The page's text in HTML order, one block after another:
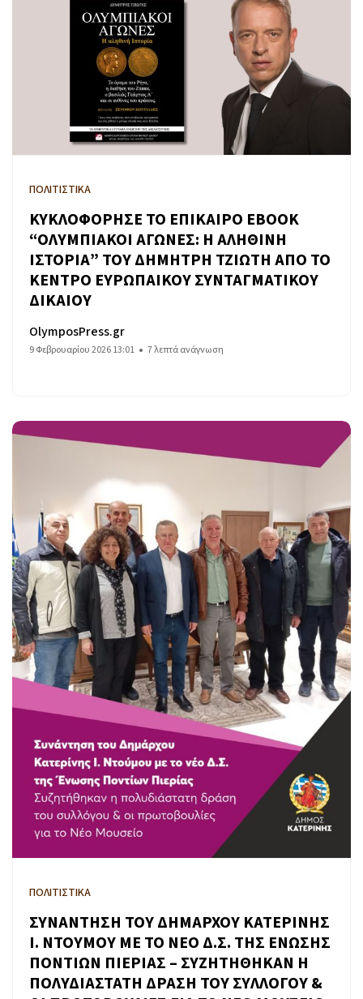
ΠΟΛΙΤΙΣΤΙΚΑ
ΚΥΚΛΟΦΟΡΗΣΕ ΤΟ ΕΠΙΚΑΙΡΟ EBOOK
“ΟΛΥΜΠΙΑΚΟΙ ΑΓΩΝΕΣ: Η ΑΛΗΘΙΝΗ
ΙΣΤΟΡΙΑ” ΤΟΥ ΔΗΜΗΤΡΗ ΤΖΙΩΤΗ ΑΠΟ ΤΟ
ΚΕΝΤΡΟ ΕΥΡΩΠΑΙΚΟΥ ΣΥΝΤΑΓΜΑΤΙΚΟΥ
ΔΙΚΑΙΟΥ
OlymposPress.gr
9 Φεβρουαρίου 2026 13:01 7 λεπτά ανάγνωση
ΠΟΛΙΤΙΣΤΙΚΑ
ΣΥΝΑΝΤΗΣΗ ΤΟΥ ΔΗΜΑΡΧΟΥ ΚΑΤΕΡΙΝΗΣ
Ι. ΝΤΟΥΜΟΥ ΜΕ ΤΟ ΝΕΟ Δ.Σ. ΤΗΣ ΕΝΩΣΗΣ
ΠΟΝΤΙΩΝ ΠΙΕΡΙΑΣ – ΣΥΖΗΤΗΘΗΚΑΝ Η
ΠΟΛΥΔΙΑΣΤΑΤΗ ΔΡΑΣΗ ΤΟΥ ΣΥΛΛΟΓΟΥ &